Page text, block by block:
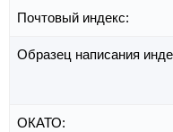
Почтовый индекс:
Образец написания
ОКАТО: